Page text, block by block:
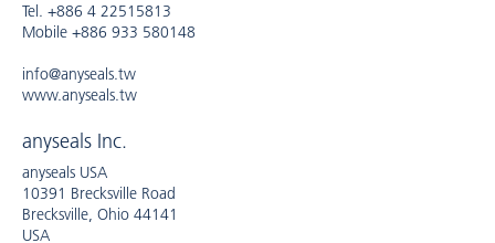
Tel. +886 4 22515813
Mobile +886 933 580148
info@anyseals.tw
www.anyseals.tw
anyseals Inc.
anyseals USA
10391 Brecksville Road
Brecksville, Ohio 44141
USA